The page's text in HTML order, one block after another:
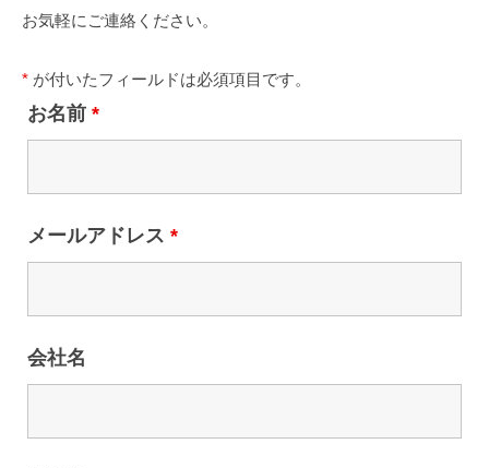
2020
月
26
by
お気軽にご連絡ください。
* が付いたフィールドは必須項目です。
お名前 *
メールアドレス *
会社名